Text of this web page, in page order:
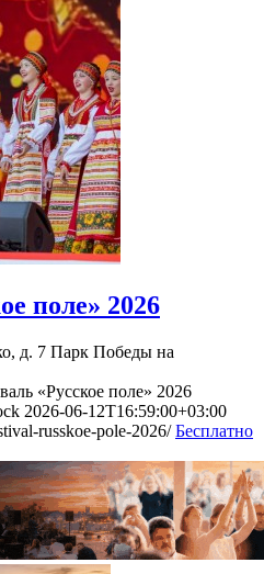
поле» 2026
д. 7 Парк Победы на
«Русское поле» 2026
2026-06-12T16:59:00+03:00
russkoe-pole-2026/ Бесплатно